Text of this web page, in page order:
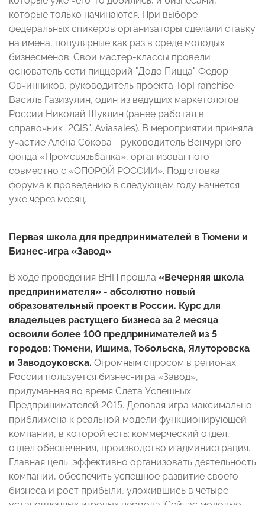
которые только начинаются. При выборе
федеральных спикеров организаторы сделали ставку
на имена, популярные как раз в среде молодых
бизнесменов. Свои мастер-классы провели
основатель сети пиццерий "Додо Пицца" Федор
Овчинников, руководитель проекта TopFranchise
Василь Газизулин, один из ведущих маркетологов
России Николай Шуклин (ранее работал в
справочник “2GIS”, Aviasales). В мероприятии приняла
участие Алёна Сокова - руководитель Венчурного
фонда «Промсвязьбанка», организованного
совместно с «ОПОРОЙ РОССИИ». Подготовка
форума к проведению в следующем году начнется
уже через месяц.
Первая школа для предпринимателей в Тюмени и
Бизнес-игра «Завод»
В ходе проведения ВНП прошла «Вечерняя школа
предпринимателя» - абсолютно новый
образовательный проект в России. Курс для
владельцев растущего бизнеса за 2 месяца
освоили более 100 предпринимателей из 5
городов: Тюмени, Ишима, Тобольска, Ялуторовска
и Заводоуковска. Огромным спросом в регионах
России пользуется бизнес-игра «Завод»,
придуманная во время Слета Успешных
Предпринимателей 2015. Деловая игра максимально
приближена к реальной модели функционирующей
компании, в которой есть: коммерческий отдел,
отдел обеспечения, производство и администрация.
Главная цель: эффективно организовать деятельность
компании, обеспечить успешное развитие своего
бизнеса и рост прибыли, уложившись в четыре